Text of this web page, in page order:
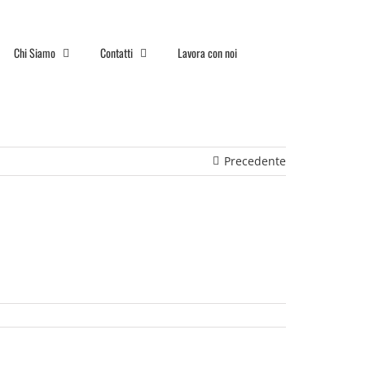
Chi Siamo Contatti Lavora con noi
Precedente